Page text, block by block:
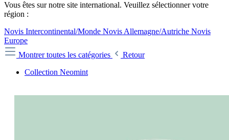
Vous êtes sur notre site international. Veuillez sélectionner votre
région :
Novis Intercontinental/Monde Novis Allemagne/Autriche Novis
Europe
Montrer toutes les catégories
Retour
Collection Neomint